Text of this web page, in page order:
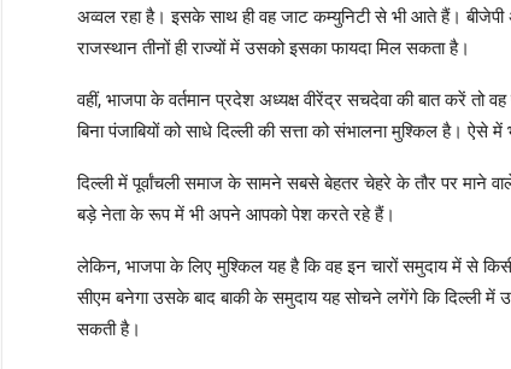
अव्वल रहा है। इसके साथ ही वह जाट कम्युनिटी से भी आते हैं। बीजेपी
राजस्थान तीनों ही राज्यों में उसको इसका फायदा मिल सकता है।
वहीं, भाजपा के वर्तमान प्रदेश अध्यक्ष वीरेंद्र सचदेवा की बात करें तो
बिना पंजाबियों को साधे दिल्ली की सत्ता को संभालना मुश्किल है। ऐसे
दिल्ली में पूर्वांचली समाज के सामने सबसे बेहतर चेहरे के तौर पर माने
बड़े नेता के रूप में भी अपने आपको पेश करते रहे हैं।
लेकिन, भाजपा के लिए मुश्किल यह है कि वह इन चारों समुदाय में से
सीएम बनेगा उसके बाद बाकी के समुदाय यह सोचने लगेंगे कि दिल्ली में
सकती है।